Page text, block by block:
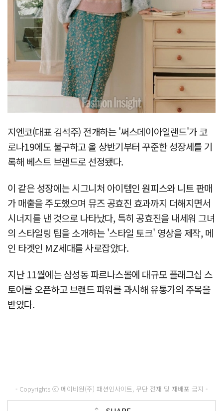
지엔코(대표 김석주) 전개하는 '써스데이아일랜드'가 코
로나19에도 불구하고 올 상반기부터 꾸준한 성장세를 기
록해 베스트 브랜드로 선정됐다.
이 같은 성장에는 시그니처 아이템인 원피스와 니트 판매
가 매출을 주도했으며 뮤즈 공효진 효과까지 더해지면서
시너지를 낸 것으로 나타났다, 특히 공효진을 내세워 그녀
의 스타일링 팁을 소개하는 '스타일 토크' 영상을 제작, 메
인 타겟인 MZ세대를 사로잡았다.
지난 11월에는 삼성동 파르나스몰에 대규모 플래그십 스
토어를 오픈하고 브랜드 파워를 과시해 유통가의 주목을
받았다.
- Copyrights ⓒ 메이비원(주) 패션인사이트, 무단 전재 및 재배포 금지 -